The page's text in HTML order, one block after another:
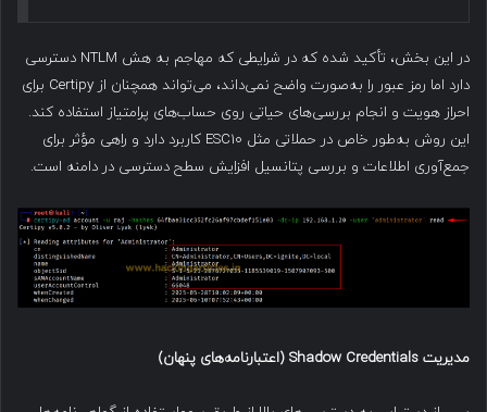
در این بخش، تأکید شده که در شرایطی که مهاجم به هش NTLM دسترسی
دارد اما رمز عبور را به‌صورت واضح نمی‌داند، می‌تواند همچنان از Certipy برای
احراز هویت و انجام بررسی‌های حیاتی روی حساب‌های پرامتیاز استفاده کند.
این روش به‌طور خاص در حملاتی مثل ESC10 کاربرد دارد و راهی مؤثر برای
جمع‌آوری اطلاعات و بررسی پتانسیل افزایش سطح دسترسی در دامنه است.
مدیریت اعتبارنامه‌های پنهان)